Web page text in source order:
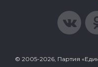
© 2005-2026, Партия